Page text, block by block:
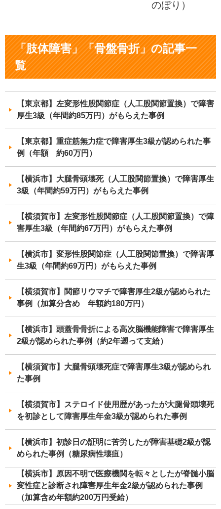
のぼり）
「肢体障害」「骨盤骨折」の記事一
覧
【東京都】左変形性股関節症（人工股関節置換）で障害
厚生3級（年間約85万円）がもらえた事例
【東京都】重症筋無力症で障害厚生3級が認められた事
例（年額 約60万円）
【横浜市】大腿骨頭壊死（人工股関節置換）で障害厚生
3級（年間約59万円）がもらえた事例
【横須賀市】左変形性股関節症（人工股関節置換）で障
害厚生3級（年間約67万円）がもらえた事例
【横浜市】変形性股関節症（人工股関節置換）で障害厚
生3級（年間約69万円）がもらえた事例
【横須賀市】関節リウマチで障害厚生2級が認められた
事例（加算分含め 年額約180万円）
【横浜市】頭蓋骨骨折による高次脳機能障害で障害厚生
2級が認められた事例（約2年遡って支給）
【横須賀市】大腿骨頭壊死症で障害厚生3級が認められ
た事例
【横須賀市】ステロイド使用歴があったが大腿骨頭壊死
を初診として障害厚生年金3級が認められた事例
【横浜市】初診日の証明に苦労したが障害基礎2級が認
められた事例（糖尿病性壊疽）
【横浜市】原因不明で医療機関を転々としたが脊髄小脳
変性症と診断され障害厚生年金2級が認められた事例
（加算含め年額約200万円受給）